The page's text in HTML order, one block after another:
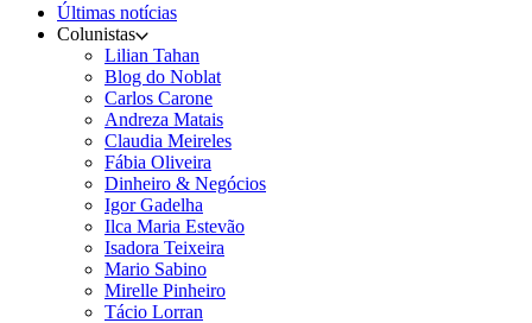
Últimas notícias
Colunistas
Lilian Tahan
Blog do Noblat
Carlos Carone
Andreza Matais
Claudia Meireles
Fábia Oliveira
Dinheiro & Negócios
Igor Gadelha
Ilca Maria Estevão
Isadora Teixeira
Mario Sabino
Mirelle Pinheiro
Tácio Lorran